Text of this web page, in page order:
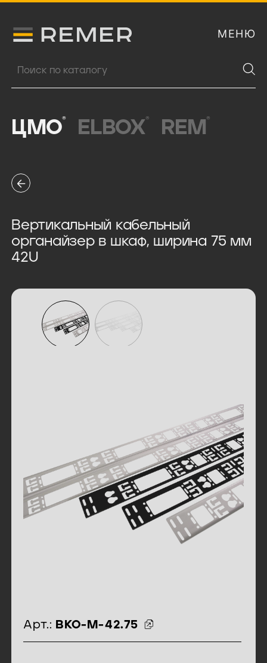
Логитип компании Remer МЕНЮ
Поиск продукции
ЦМО® ELBOX® REM ®
Вертикальный кабельный
органайзер в шкаф, ширина 75 мм
42U
идентификаторы товара
Арт.: ВКО-М-42.75